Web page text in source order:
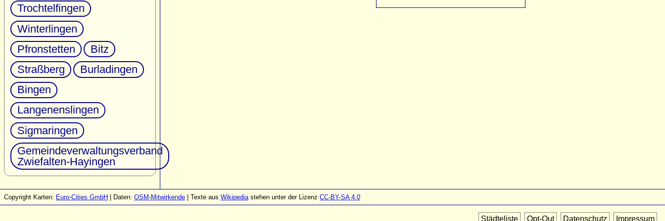
Trochtelfingen
Winterlingen
Pfronstetten
Bitz
Straßberg
Burladingen
Bingen
Langenenslingen
Sigmaringen
Gemeindeverwaltungsverband
Zwiefalten-Hayingen
Copyright Karten: Euro-Cities GmbH | Daten: OSM-Mitwirkende | Texte aus Wikipediastehen unter der Lizenz CC-BY-SA 4.0
Städteliste Opt-Out Datenschutz Impressum